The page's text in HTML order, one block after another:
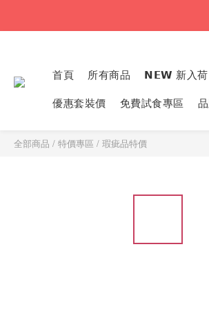
首頁 所有商品 𝗡𝗘𝗪 新入荷
優惠套裝價
免費試食專區
全部商品 / 特價專區 / 瑕疵品特價